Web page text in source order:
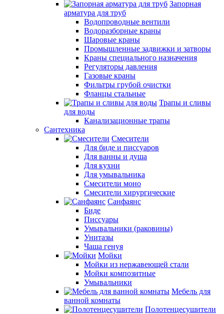
Запорная
арматура для труб
Водопроводные вентили
Водоразборные краны
Шаровые краны
Промышленные задвижки и затворы
Краны специального назначения
Регуляторы давления
Газовые краны
Фильтры грубой очистки
Фланцы стальные
Трапы и сливы
для воды
Канализационные трапы
Сантехника
Смесители
Для биде и писсуаров
Для ванны и душа
Для кухни
Для умывальника
Смесители моно
Смесители хирургические
Санфаянс
Биде
Писсуары
Умывальники (раковины)
Унитазы
Чаша генуя
Мойки
Мойки из нержавеющей стали
Мойки композитные
Умывальники
Мебель для
ванной комнаты
Полотенцесушители